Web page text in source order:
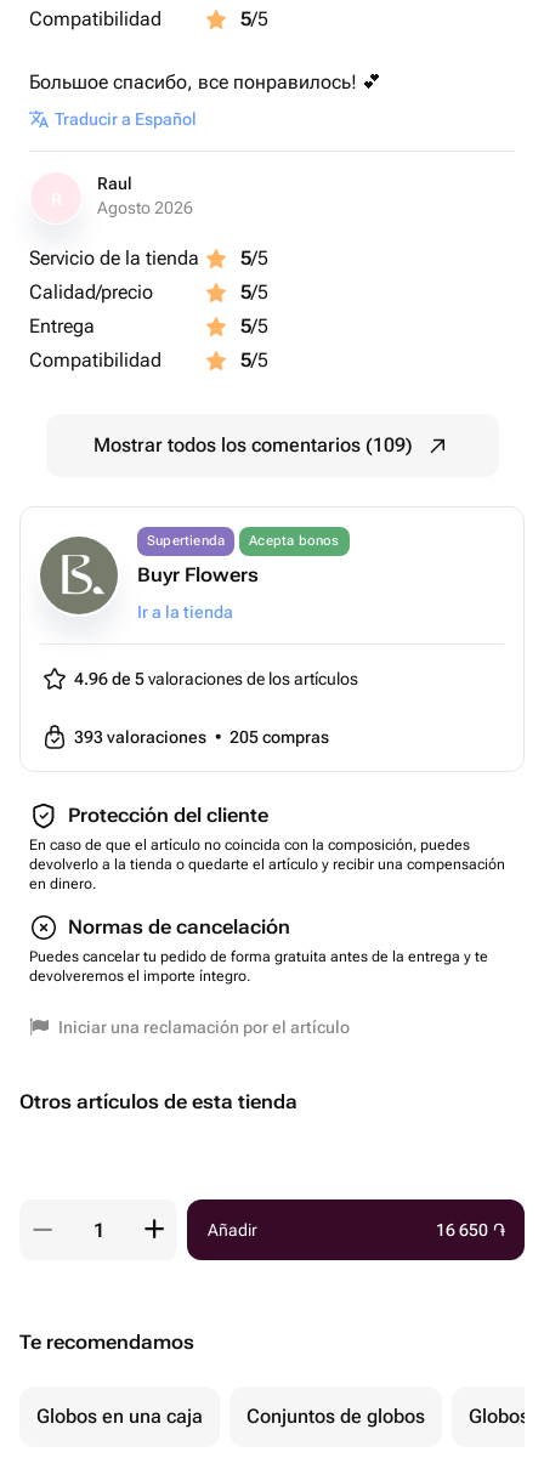
Compatibilidad 5/5
Большое спасибо, все понравилось! 💕
Traducir a Español
Raul
Agosto 2026
Servicio de la tienda 5/5
Calidad/precio
5/5
Entrega
5/5
Compatibilidad
5/5
Mostrar todos los comentarios (109)
Supertienda Acepta bonos
Buyr Flowers
Ir a la tienda
4.96 de 5valoraciones de los artículos
393valoraciones • 205compras
Protección del cliente
En caso de que el artículo no coincida con la composición, puedes
devolverlo a la tienda o quedarte el artículo y recibir una compensación
en dinero.
Normas de cancelación
Puedes cancelar tu pedido de forma gratuita antes de la entrega y te
devolveremos el importe íntegro.
Iniciar una reclamación por el artículo
Otros artículos de esta tienda
Añadir 16 650 ֏
Te recomendamos
Globos en una caja Conjuntos de globos Globos